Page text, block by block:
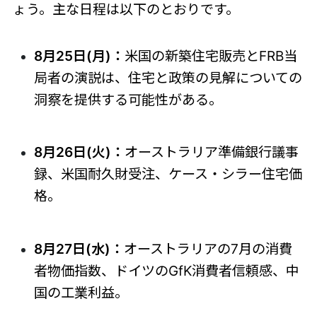
ょう。主な日程は以下のとおりです。
8月25日(月)： 米国の新築住宅販売とFRB当
局者の演説は、住宅と政策の見解についての
洞察を提供する可能性がある。
8月26日(火)： オーストラリア準備銀行議事
録、米国耐久財受注、ケース・シラー住宅価
格。
8月27日(水)： オーストラリアの7月の消費
者物価指数、ドイツのGfK消費者信頼感、中
国の工業利益。